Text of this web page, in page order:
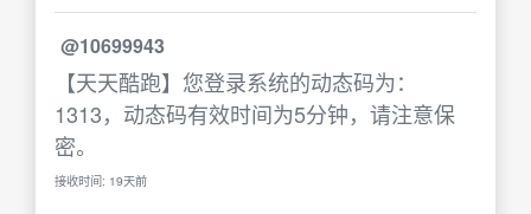
@10699943
【天天酷跑】您登录系统的动态码为：
1313，动态码有效时间为5分钟，请注意保
密。
接收时间: 19天前